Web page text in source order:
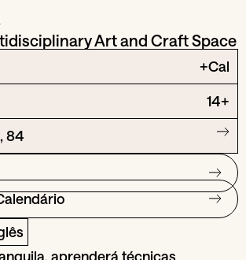
Art and Craft Space
+Cal
14+
84
aprenderá técnicas